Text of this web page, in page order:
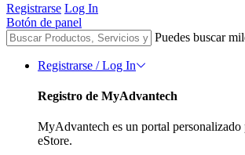
Registrarse Log In
Botón de panel
Puedes buscar
Registrarse / Log In
Registro de MyAdvantech
MyAdvantech es un portal
eStore.